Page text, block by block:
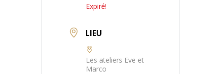
Expiré!
LIEU
Les ateliers Eve et
Marco